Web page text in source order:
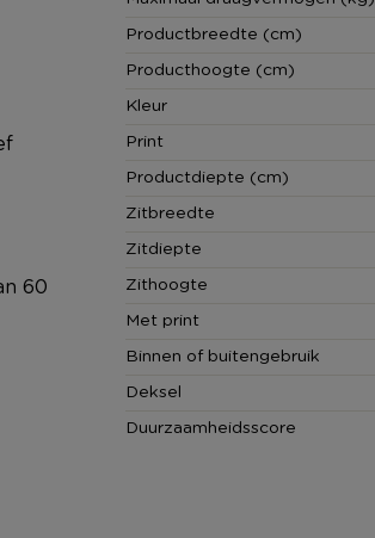
60
Productbreedte (cm)
Producthoogte (cm)
Kleur
Print
Productdiepte (cm)
Zitbreedte
Zitdiepte
Zithoogte
Met print
Binnen of buitengebruik
Deksel
Duurzaamheidsscore